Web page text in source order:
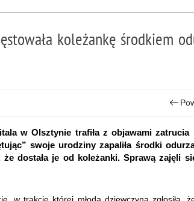
koleżankę środkiem
w Olsztynie trafiła z objawami zatrucia
swoje urodziny zapaliła środki
że dostała je od koleżanki. Sprawą zajęli